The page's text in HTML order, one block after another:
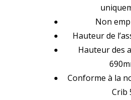
Non
Hauteur de
Hauteur des
Conforme à la
Crib